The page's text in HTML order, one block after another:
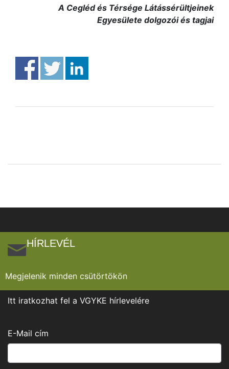
A Cegléd és Térsége Látássérültjeinek
Egyesülete dolgozói és tagjai
HÍRLEVÉL
Megjelenik minden csütörtökön
Itt iratkozhat fel a VGYKE hírlevelére
E-Mail cím